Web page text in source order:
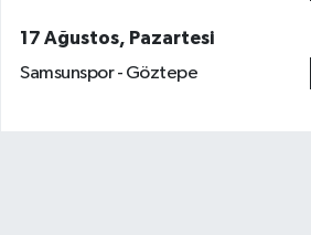
17 Ağustos, Pazartesi
Samsunspor - Göztepe